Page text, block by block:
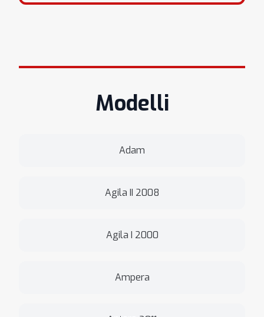
Modelli
Adam
Agila II 2008
Agila I 2000
Ampera